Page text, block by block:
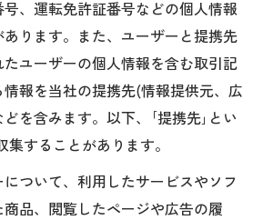
、運転免許証番号などの個人情報
ります。また、ユーザーと提携先
ユーザーの個人情報を含む取引記
報を当社の提携先(情報提供元、広
を含みます。以下、｢提携先｣とい
することがあります。
ついて、利用したサービスやソフ
商品、閲覧したページや広告の履